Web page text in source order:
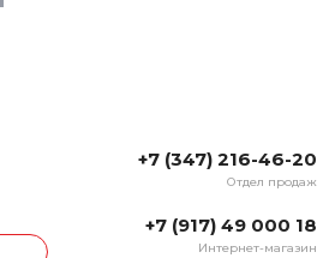
+7 (347) 216-46-20
Отдел продаж
+7 (917) 49 000 18
Интернет-магазин